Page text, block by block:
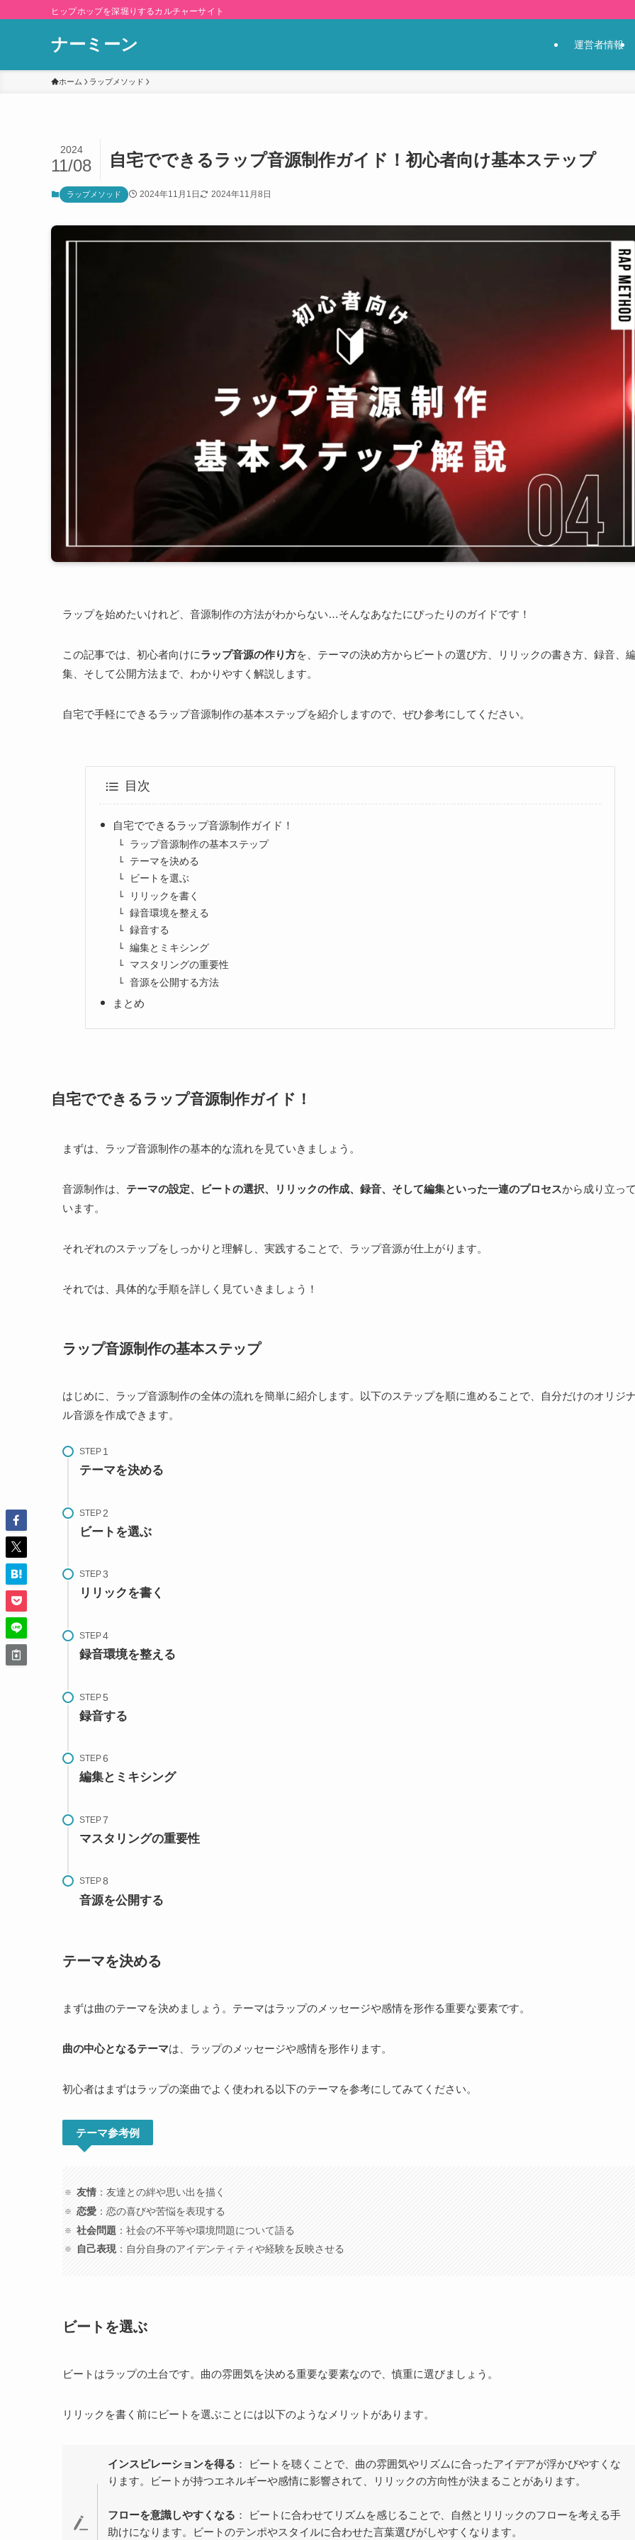
ヒップホップを深堀りするカルチャーサイト
ナーミーン 運営者情報
ホーム ラップメソッド
自宅でできるラップ音源制作ガイド！初心者向け基本ステップ
2024
11/08
ラップメソッド 2024年11月1日 2024年11月8日
ラップを始めたいけれど、音源制作の方法がわからない…そんなあなたにぴったりのガイドです！
この記事では、初心者向けにラップ音源の作り方を、テーマの決め方からビートの選び方、リリックの書き方、録音、
集、そして公開方法まで、わかりやすく解説します。
自宅で手軽にできるラップ音源制作の基本ステップを紹介しますので、ぜひ参考にしてください。
目次
自宅でできるラップ音源制作ガイド！
ラップ音源制作の基本ステップ
テーマを決める
ビートを選ぶ
リリックを書く
録音環境を整える
録音する
編集とミキシング
マスタリングの重要性
音源を公開する方法
まとめ
自宅でできるラップ音源制作ガイド！
まずは、ラップ音源制作の基本的な流れを見ていきましょう。
音源制作は、 テーマの設定、ビートの選択、リリックの作成、録音、そして編集といった一連のプロセスから成り立っ
います。
それぞれのステップをしっかりと理解し、実践することで、ラップ音源が仕上がります。
それでは、具体的な手順を詳しく見ていきましょう！
ラップ音源制作の基本ステップ
はじめに、ラップ音源制作の全体の流れを簡単に紹介します。以下のステップを順に進めることで、自分だけのオリジ
ル音源を作成できます。
STEP
テーマを決める
STEP
ビートを選ぶ
STEP
リリックを書く
STEP
録音環境を整える
STEP
録音する
STEP
編集とミキシング
STEP
マスタリングの重要性
STEP
音源を公開する
テーマを決める
まずは曲のテーマを決めましょう。テーマはラップのメッセージや感情を形作る重要な要素です。
曲の中心となるテーマは、ラップのメッセージや感情を形作ります。
初心者はまずはラップの楽曲でよく使われる以下のテーマを参考にしてみてください。
テーマ参考例
友情 ：友達との絆や思い出を描く
恋愛 ：恋の喜びや苦悩を表現する
社会問題 ：社会の不平等や環境問題について語る
自己表現：自分自身のアイデンティティや経験を反映させる
ビートを選ぶ
ビートはラップの土台です。曲の雰囲気を決める重要な要素なので、慎重に選びましょう。
リリックを書く前にビートを選ぶことには以下のようなメリットがあります。
インスピレーションを得る ： ビートを聴くことで、曲の雰囲気やリズムに合ったアイデアが浮かびやすくな
ります。ビートが持つエネルギーや感情に影響されて、リリックの方向性が決まることがあります。
フローを意識しやすくなる ： ビートに合わせてリズムを感じることで、自然とリリックのフローを考える手
助けになります。ビートのテンポやスタイルに合わせた言葉選びがしやすくなります。